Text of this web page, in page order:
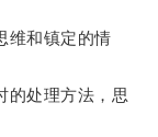
和镇定的情
处理方法，思